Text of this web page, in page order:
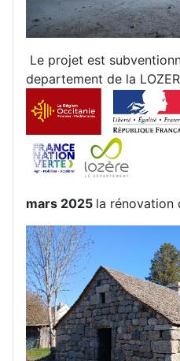
Le projet est
departement de la
mars 2025 la rénovation